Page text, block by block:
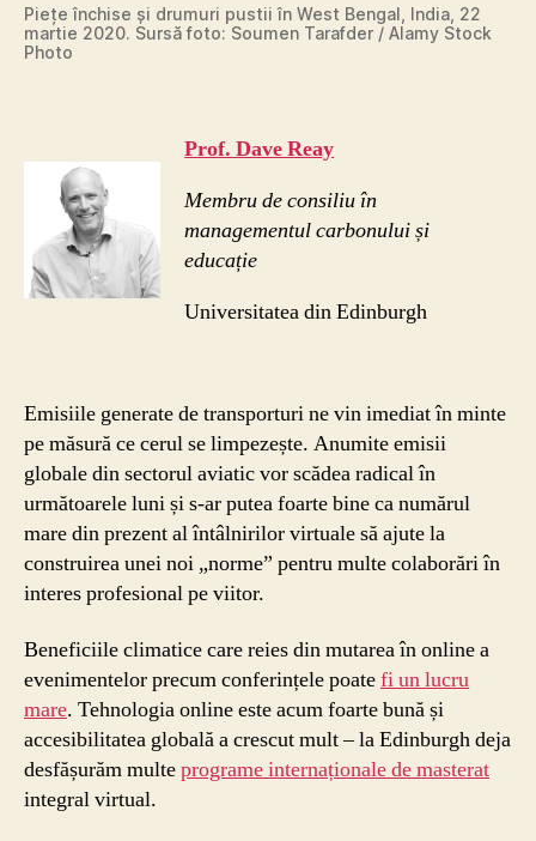
Piețe închise și drumuri pustii în West Bengal, India, 22
martie 2020. Sursă foto: Soumen Tarafder / Alamy Stock
Photo
Prof. Dave Reay
Membru de consiliu în
managementul carbonului și
educație
Universitatea din Edinburgh
Emisiile generate de transporturi ne vin imediat în minte
pe măsură ce cerul se limpezește. Anumite emisii
globale din sectorul aviatic vor scădea radical în
următoarele luni și s-ar putea foarte bine ca numărul
mare din prezent al întâlnirilor virtuale să ajute la
construirea unei noi „norme” pentru multe colaborări în
interes profesional pe viitor.
Beneficiile climatice care reies din mutarea în online a
evenimentelor precum conferințele poatefi un lucru
mare. Tehnologia online este acum foarte bună și
accesibilitatea globală a crescut mult – la Edinburgh deja
desfășurăm multeprograme internaționale de masterat
integral virtual.